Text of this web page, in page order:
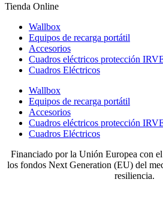
Tienda Online
Wallbox
Equipos de recarga portátil
Accesorios
Cuadros eléctricos protección
Cuadros Eléctricos
Wallbox
Equipos de recarga portátil
Accesorios
Cuadros eléctricos protección
Cuadros Eléctricos
Financiado por la Unión Europea con
los fondos Next Generation (EU) del
resiliencia.